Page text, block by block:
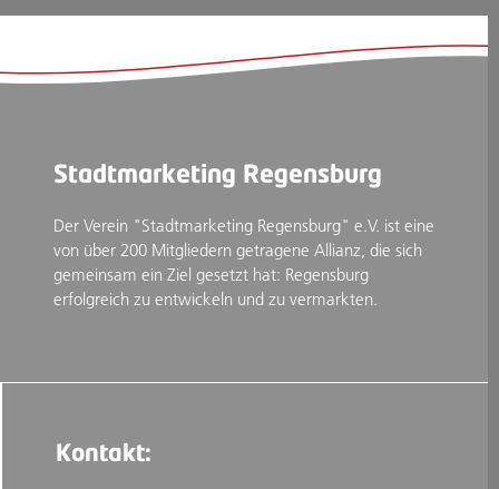
Stadtmarketing Regensburg
Der Verein "Stadtmarketing Regensburg" e.V. ist eine
von über 200 Mitgliedern getragene Allianz, die sich
gemeinsam ein Ziel gesetzt hat: Regensburg
erfolgreich zu entwickeln und zu vermarkten.
Kontakt: